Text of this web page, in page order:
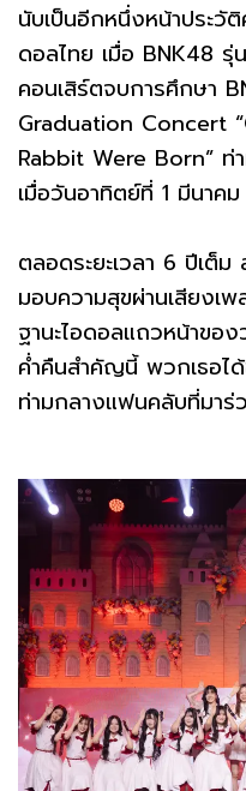
นับเป็นอีกหนึ่งหน้าประวั
ดอลไทย เมื่อ BNK48
คอนเสิร์ตจบการศึกษา
Graduation Concert
Rabbit Were Born” ท่
เมื่อวันอาทิตย์ที่ 1 มีนา
ตลอดระยะเวลา 6 ปีเต็
มอบความสุขผ่านเสียงเ
ฐานะไอดอลแถวหน้าขอ
ค่ำคืนสำคัญนี้ พวกเธอไ
ท่ามกลางแฟนคลับที่มา